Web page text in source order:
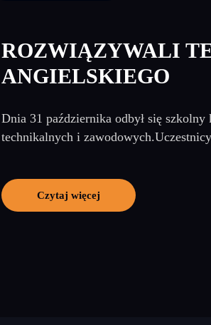
ROZWIĄZYWALI
ANGIELSKIEGO
Dnia 31 października odbył się
technikalnych i
Czytaj więcej